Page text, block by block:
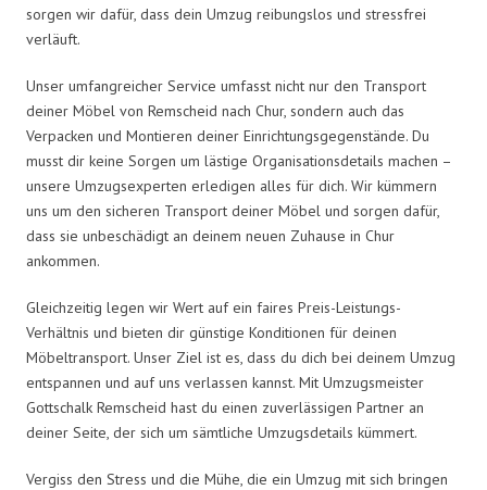
sorgen wir dafür, dass dein Umzug reibungslos und stressfrei
verläuft.
Unser umfangreicher Service umfasst nicht nur den Transport
deiner Möbel von Remscheid nach Chur, sondern auch das
Verpacken und Montieren deiner Einrichtungsgegenstände. Du
musst dir keine Sorgen um lästige Organisationsdetails machen –
unsere Umzugsexperten erledigen alles für dich. Wir kümmern
uns um den sicheren Transport deiner Möbel und sorgen dafür,
dass sie unbeschädigt an deinem neuen Zuhause in Chur
ankommen.
Gleichzeitig legen wir Wert auf ein faires Preis-Leistungs-
Verhältnis und bieten dir günstige Konditionen für deinen
Möbeltransport. Unser Ziel ist es, dass du dich bei deinem Umzug
entspannen und auf uns verlassen kannst. Mit Umzugsmeister
Gottschalk Remscheid hast du einen zuverlässigen Partner an
deiner Seite, der sich um sämtliche Umzugsdetails kümmert.
Vergiss den Stress und die Mühe, die ein Umzug mit sich bringen